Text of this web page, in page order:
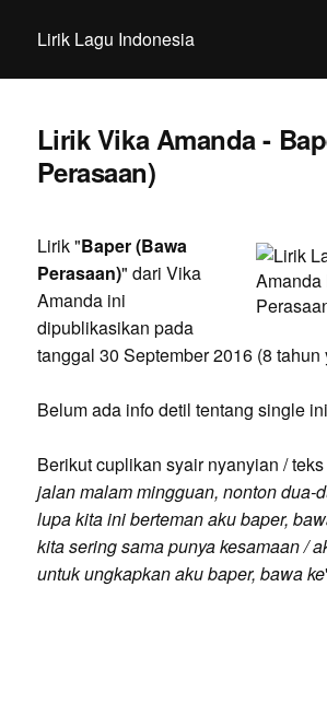
Lirik Lagu Indonesia
Lirik Vika Amanda -
Perasaan)
Lirik "Baper (Bawa
Perasaan)" dari Vika
Amanda ini
dipublikasikan pada
tanggal 30 September 2016 (8 tahun
Belum ada info detil tentang single
Berikut cuplikan syair nyanyian /
jalan malam mingguan, nonton dua-
lupa kita ini berteman aku baper,
kita sering sama punya kesamaan /
untuk ungkapkan aku baper, bawa ke